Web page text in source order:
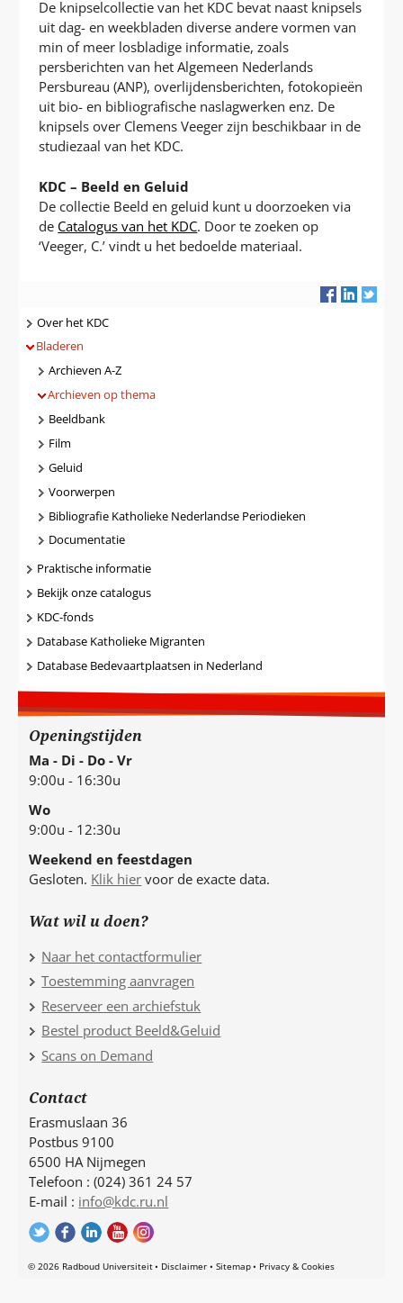
De knipselcollectie van het KDC bevat naast knipsels
uit dag- en weekbladen diverse andere vormen van
min of meer losbladige informatie, zoals
persberichten van het Algemeen Nederlands
Persbureau (ANP), overlijdensberichten, fotokopieën
uit bio- en bibliografische naslagwerken enz. De
knipsels over Clemens Veeger zijn beschikbaar in de
studiezaal van het KDC.
KDC – Beeld en Geluid
De collectie Beeld en geluid kunt u doorzoeken via
de Catalogus van het KDC. Door te zoeken op
‘Veeger, C.’ vindt u het bedoelde materiaal.
Navigatie
Over het KDC
Bladeren
Archieven A-Z
Archieven op thema
Beeldbank
Film
Geluid
Voorwerpen
Bibliografie Katholieke Nederlandse Periodieken
Documentatie
Praktische informatie
Bekijk onze catalogus
KDC-fonds
Database Katholieke Migranten
Database Bedevaartplaatsen in Nederland
Openingstijden
Ma - Di - Do - Vr
9:00u - 16:30u
Wo
9:00u - 12:30u
Weekend en feestdagen
Gesloten. Klik hier voor de exacte data.
Wat wil u doen?
Naar het contactformulier
Toestemming aanvragen
Reserveer een archiefstuk
Bestel product Beeld&Geluid
Scans on Demand
Contact
Erasmuslaan 36
Postbus 9100
6500 HA Nijmegen
Telefoon : (024) 361 24 57
E-mail : info@kdc.ru.nl
© 2026 Radboud Universiteit Disclaimer Sitemap Privacy & Cookies